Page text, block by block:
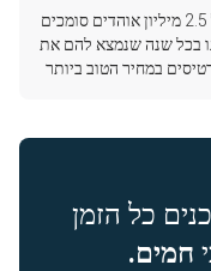
מעל 2.5 מיליון אוהדים סומכים
בכל שנה שנמצא להם את
במחיר הטוב ביותר
כל הזמן
חמים.